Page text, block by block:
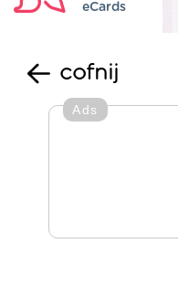
eCards
cofnij
Ads